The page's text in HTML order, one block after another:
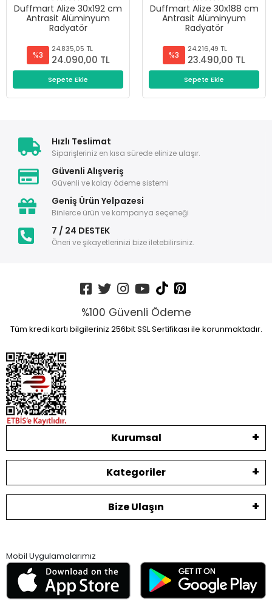
Duffmart Alize 30x192 cm
Antrasit Alüminyum
Radyatör
%3
24.835,05 TL
24.090,00 TL
Sepete Ekle
Duffmart Alize 30x188 cm
Antrasit Alüminyum
Radyatör
%3
24.216,49 TL
23.490,00 TL
Sepete Ekle
Hızlı Teslimat
Siparişleriniz en kısa sürede elinize ulaşır.
Güvenli Alışveriş
Güvenli ve kolay ödeme sistemi
Geniş Ürün Yelpazesi
Binlerce ürün ve kampanya seçeneği
7 / 24 DESTEK
Öneri ve şikayetlerinizi bize iletebilirsiniz.
%100 Güvenli Ödeme
Tüm kredi kartı bilgileriniz 256bit SSL Sertifikası ile korunmaktadır.
Kurumsal
Kategoriler
Bize Ulaşın
Mobil Uygulamalarımız